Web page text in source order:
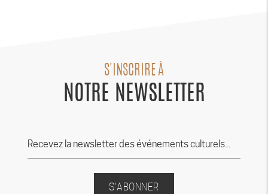
S'INSCRIRE À
NOTRE NEWSLETTER
S'ABONNER